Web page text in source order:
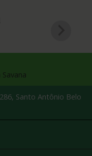
Santo Antônio Belo